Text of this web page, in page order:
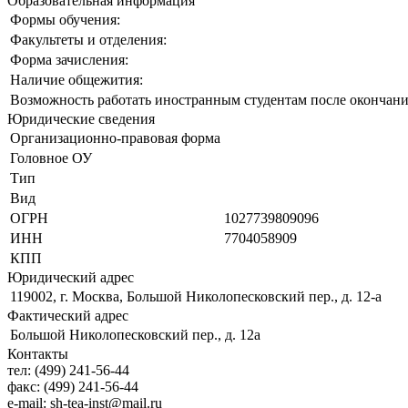
Формы обучения:
Факультеты и отделения:
Форма зачисления:
Наличие общежития:
Возможность работать иностранным студентам после
Юридические сведения
Организационно-правовая форма
Головное ОУ
Тип
Вид
ОГРН
1027739809096
ИНН
7704058909
КПП
Юридический адрес
119002, г. Москва, Большой Николопесковский пер., д. 12-а
Фактический адрес
Большой Николопесковский пер., д. 12а
Контакты
тел: (499) 241-56-44
факс: (499) 241-56-44
e-mail: sh-tea-inst@mail.ru